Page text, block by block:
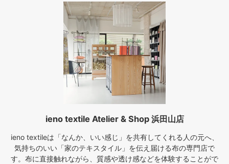
ieno textile Atelier & Shop 浜田山店
ieno textileは「なんか、いい感じ」を共有してくれる人の元へ、
気持ちのいい「家のテキスタイル」を伝え届ける布の専門店で
す。布に直接触れながら、質感や透け感などを体験することがで